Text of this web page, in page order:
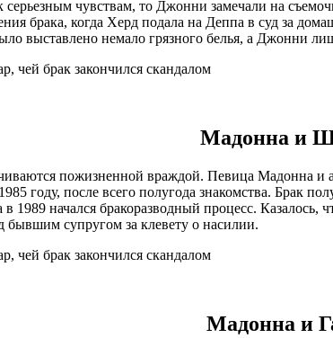
к серьезным чувствам, то Джонни замечали на
брака, когда Херд подала на Деппа в суд за
было выставлено немало грязного белья, а
Мадонна и
пожизненной враждой. Певица Мадонна
году, после всего полугода знакомства.
1989 начался бракоразводный процесс.
бывшим супругом за клевету о насилии.
Мадонна и